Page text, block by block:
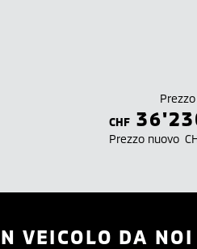
CHF
Prezzo nuovo
VEICOLO DA NOI